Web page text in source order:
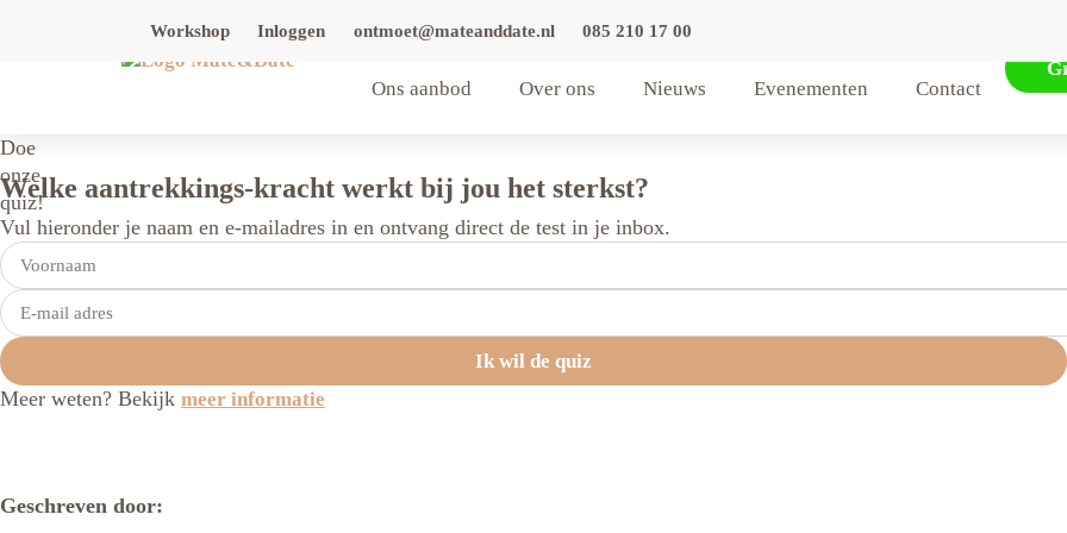
Workshop Inloggen ontmoet@mateanddate.nl 085 210 17 00
Ons aanbod Over ons Nieuws Evenementen Contact
Doe
onze
quiz!
Welke aantrekkings-kracht werkt bij jou het sterkst?
Vul hieronder je naam en e-mailadres in en ontvang direct de test in je inbox.
Ik wil de quiz
Meer weten? Bekijk meer informatie
Geschreven door: